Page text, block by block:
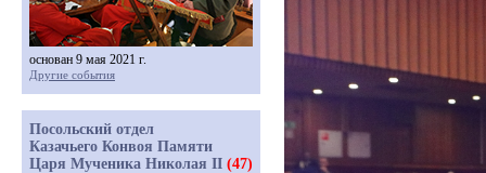
основан 9 мая 2021 г.
Другие события
Посольский отдел
Казачьего Конвоя Памяти
Царя Мученика Николая II (47)